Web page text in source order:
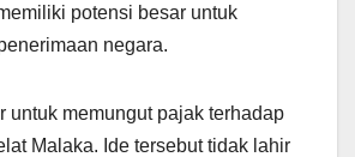
potensi besar untuk
negara.
untuk memungut pajak terhadap
Malaka. Ide tersebut tidak lahir